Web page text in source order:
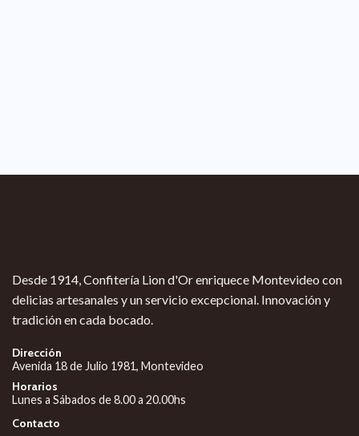
Desde 1914, Confitería Lion d'Or enriquece Montevideo con
delicias artesanales y un servicio excepcional. Innovación y
tradición en cada bocado.
Dirección
Avenida 18 de Julio 1981, Montevideo
Horarios
Lunes a Sábados de 8.00 a 20.00hs
Contacto